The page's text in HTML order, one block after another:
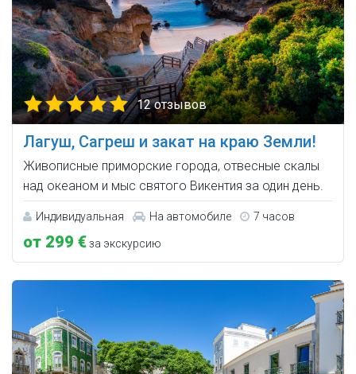
12 отзывов
Лагуш, Сагреш и закат на краю Земли!
Живописные приморские города, отвесные скалы
над океаном и мыс святого Викентия за один день.
Индивидуальная На автомобиле 7 часов
от 299 €за экскурсию